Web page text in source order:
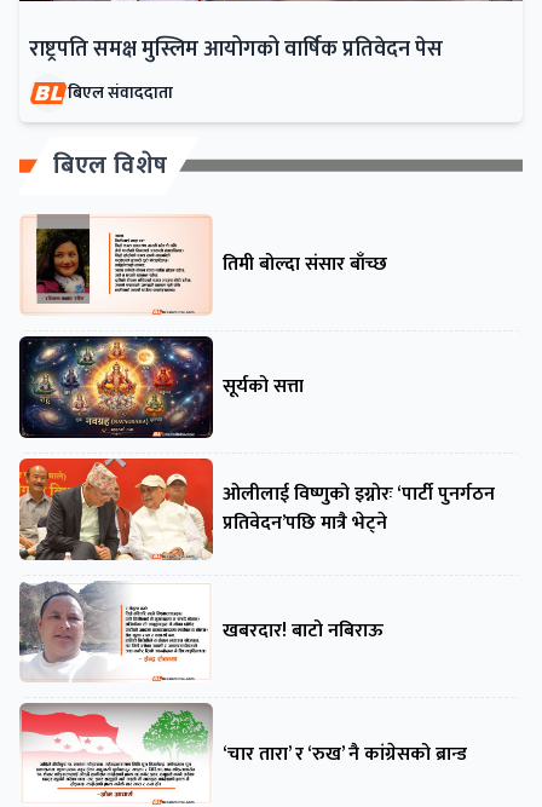
राष्ट्रपति समक्ष मुस्लिम आयोगको वार्षिक प्रतिवेदन पेस
बिएल संवाददाता
बिएल विशेष
तिमी बोल्दा संसार बाँच्छ
सूर्यको सत्ता
ओलीलाई विष्णुको इग्नोरः ‘पार्टी पुनर्गठन
प्रतिवेदन’पछि मात्रै भेट्ने
खबरदार! बाटो नबिराऊ
‘चार तारा’ र ‘रुख’ नै कांग्रेसको ब्रान्ड